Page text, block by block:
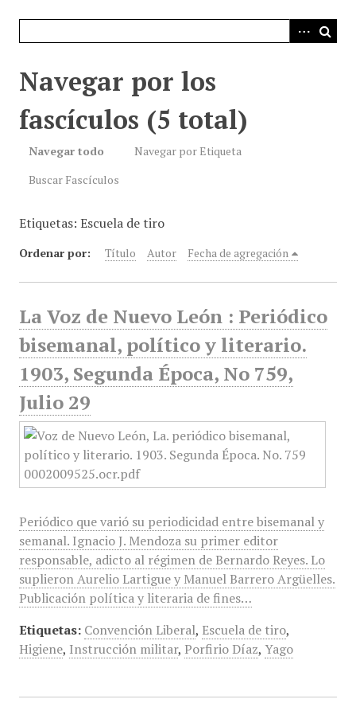
Navegar por los
fascículos (5 total)
Navegar todo
Navegar por Etiqueta
Buscar Fascículos
Etiquetas: Escuela de tiro
Ordenar por: Título Autor Fecha de agregación
La Voz de Nuevo León : Periódico
bisemanal, político y literario.
1903, Segunda Época, No 759,
Julio 29
Periódico que varió su periodicidad entre bisemanal y
semanal. Ignacio J. Mendoza su primer editor
responsable, adicto al régimen de Bernardo Reyes. Lo
suplieron Aurelio Lartigue y Manuel Barrero Argüelles.
Publicación política y literaria de fines…
Etiquetas: Convención Liberal, Escuela de tiro,
Higiene, Instrucción militar, Porfirio Díaz, Yago